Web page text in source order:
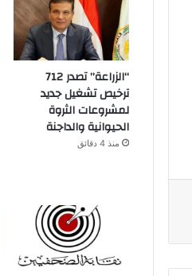
“الزراعة” تصدر 712
ترخيص تشغيل جديد
لمشروعات الثروة
الحيوانية والداجنة
منذ 4 دقائق